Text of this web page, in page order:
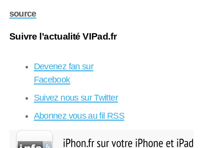
source
Suivre l’actualité VIPad.fr
Devenez fan sur
Facebook
Suivez nous sur Twitter
Abonnez vous au fil RSS